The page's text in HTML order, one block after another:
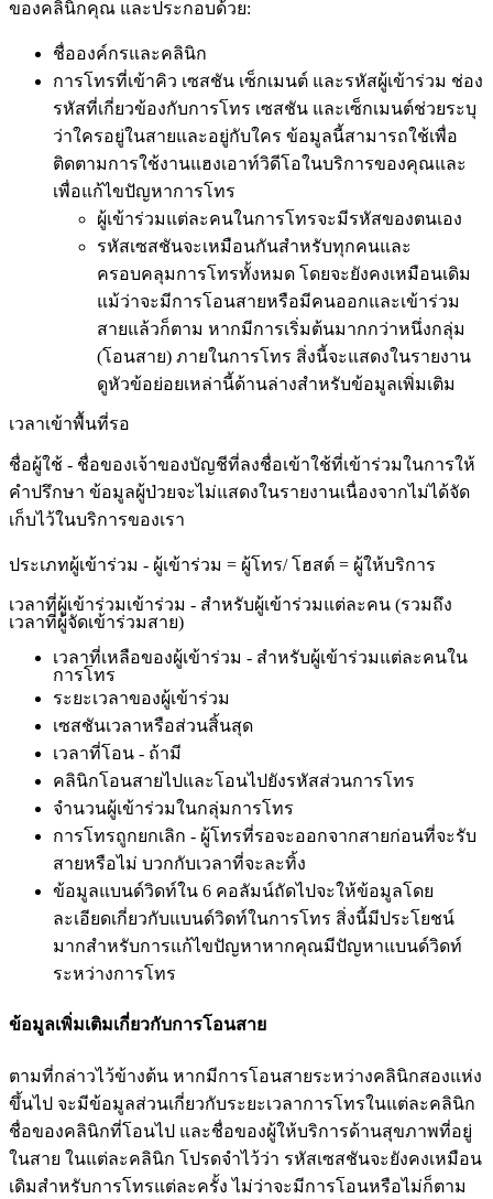
ของคลนกคณ และประกอบดวย:
ชอองคกรและคลนก
การโทรทเขาคว เซสชน เซกเมนต และรหสผเขารวม ชอง
รหสทเกยวของกบการโทร เซสชน และเซกเมนตชวยระบ
วาใครอยในสายและอยกบใคร ขอมลนสามารถใชเพอ
ตดตามการใชงานแฮงเอาทวดโอในบรการของคณและ
เพอแกไขปญหาการโทร
ผเขารวมแตละคนในการโทรจะมรหสของตนเอง
รหสเซสชนจะเหมอนกนสหรบทกคนและ
ครอบคลมการโทรทงหมด โดยจะยงคงเหมอนเดม
แมวาจะมการโอนสายหรอมคนออกและเขารวม
สายแลวกตาม หากมการเรมตนมากกวาหนงกลม
(โอนสาย) ภายในการโทร สงนจะแสดงในรายงาน
ดหวขอยอยเหลานดานลางสหรบขอมลเพมเตม
เวลาเขาพนทรอ
ชอผใช - ชอของเจาของบญชทลงชอเขาใชทเขารวมในการให
คปรกษา ขอมลผปวยจะไมแสดงในรายงานเนองจากไมไดจด
เกบไวในบรการของเรา
ประเภทผเขารวม - ผเขารวม = ผโทร/ โฮสต = ผใหบรการ
เวลาทผเขารวมเขารวม - สหรบผเขารวมแตละคน (รวมถง
เวลาทผจดเขารวมสาย)
เวลาทเหลอของผเขารวม - สหรบผเขารวมแตละคนใน
การโทร
ระยะเวลาของผเขารวม
เซสชนเวลาหรอสวนสนสด
เวลาทโอน - ถาม
คลนกโอนสายไปและโอนไปยงรหสสวนการโทร
จนวนผเขารวมในกลมการโทร
การโทรถกยกเลก - ผโทรทรอจะออกจากสายกอนทจะรบ
สายหรอไม บวกกบเวลาทจะละทง
ขอมลแบนดวดทใน 6 คอลมนถดไปจะใหขอมลโดย
ละเอยดเกยวกบแบนดวดทในการโทร สงนมประโยชน
มากสหรบการแกไขปญหาหากคณมปญหาแบนดวดท
ระหวางการโทร
ขอมลเพมเตมเกยวกบการโอนสาย
ตามทกลาวไวขางตน หากมการโอนสายระหวางคลนกสองแหง
ขนไป จะมขอมลสวนเกยวกบระยะเวลาการโทรในแตละคลนก
ชอของคลนกทโอนไป และชอของผใหบรการดานสขภาพทอย
ในสาย ในแตละคลนก โปรดจไววา รหสเซสชนจะยงคงเหมอน
เดมสหรบการโทรแตละครง ไมวาจะมการโอนหรอไมกตาม